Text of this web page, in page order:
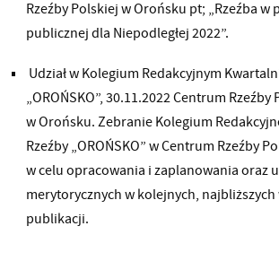
Rzeźby Polskiej w Orońsku pt; „Rzeźba w
publicznej dla Niepodległej 2022”.
Udział w Kolegium Redakcyjnym
„OROŃSKO”, 30.11.2022 Centrum Rzeźby
w Orońsku. Zebranie Kolegium
Rzeźby „OROŃSKO” w Centrum Rzeźby
w celu opracowania i zaplanowania oraz
merytorycznych w kolejnych,
publikacji.